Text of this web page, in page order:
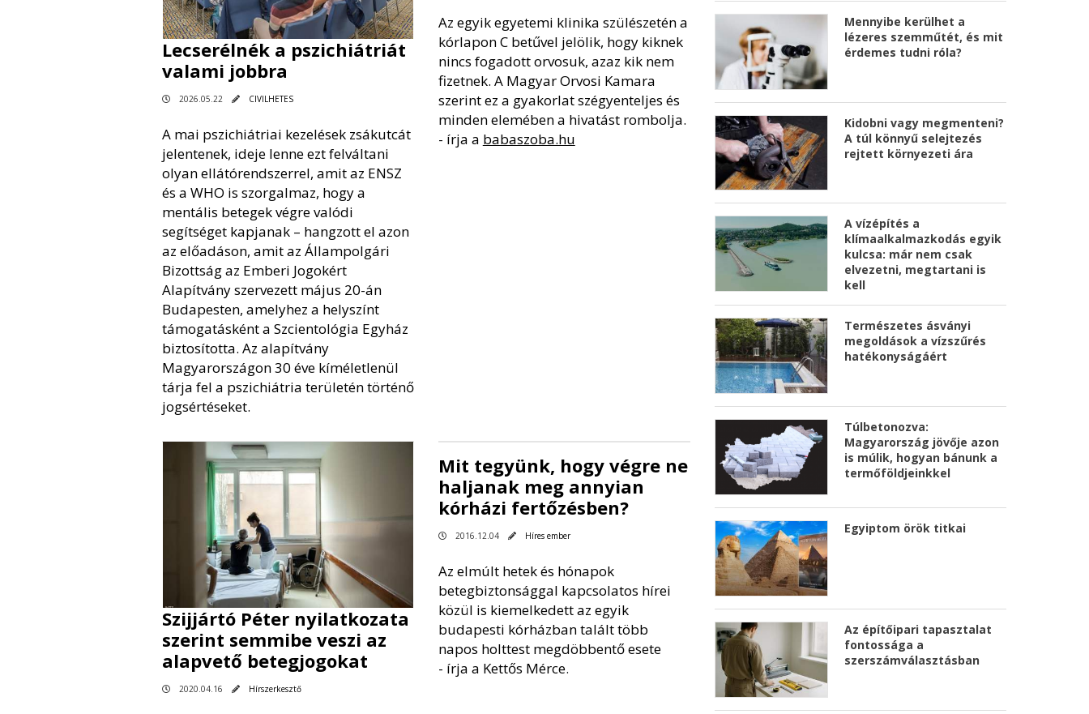
Lecserélnék a pszichiátriát
valami jobbra
2026.05.22 CIVILHETES
A mai pszichiátriai kezelések zsákutcát
jelentenek, ideje lenne ezt felváltani
olyan ellátórendszerrel, amit az ENSZ
és a WHO is szorgalmaz, hogy a
mentális betegek végre valódi
segítséget kapjanak – hangzott el azon
az előadáson, amit az Állampolgári
Bizottság az Emberi Jogokért
Alapítvány szervezett május 20-án
Budapesten, amelyhez a helyszínt
támogatásként a Szcientológia Egyház
biztosította. Az alapítvány
Magyarországon 30 éve kíméletlenül
tárja fel a pszichiátria területén történő
jogsértéseket.
Az egyik egyetemi klinika szülészetén a
kórlapon C betűvel jelölik, hogy kiknek
nincs fogadott orvosuk, azaz kik nem
fizetnek. A Magyar Orvosi Kamara
szerint ez a gyakorlat szégyenteljes és
minden elemében a hivatást rombolja.
- írja a babaszoba.hu
Szijjártó Péter nyilatkozata
szerint semmibe veszi az
alapvető betegjogokat
2020.04.16 Hírszerkesztő
Mit tegyünk, hogy végre ne
haljanak meg annyian
kórházi fertőzésben?
2016.12.04 Híres ember
Az elmúlt hetek és hónapok
betegbiztonsággal kapcsolatos hírei
közül is kiemelkedett az egyik
budapesti kórházban talált több
napos holttest megdöbbentő esete
- írja a Kettős Mérce.
Mennyibe kerülhet a
lézeres szemműtét, és mit
érdemes tudni róla?
Kidobni vagy megmenteni?
A túl könnyű selejtezés
rejtett környezeti ára
A vízépítés a
klímaalkalmazkodás egyik
kulcsa: már nem csak
elvezetni, megtartani is
kell
Természetes ásványi
megoldások a vízszűrés
hatékonyságáért
Túlbetonozva:
Magyarország jövője azon
is múlik, hogyan bánunk a
termőföldjeinkkel
Egyiptom örök titkai
Az építőipari tapasztalat
fontossága a
szerszámválasztásban